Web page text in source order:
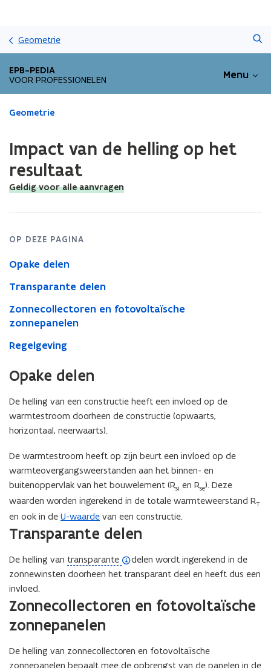
Geometrie
EPB-PEDIA
VOOR PROFESSIONELEN Menu
Gedaan
bevindt
zich
op:
helling
het
Geometrie
Impact van de helling op het
resultaat
Geldig voor alle aanvragen
OP DEZE PAGINA
Opake delen
Transparante delen
Zonnecollectoren en fotovoltaïsche
zonnepanelen
Regelgeving
Opake delen
De helling van een constructie heeft een invloed op de
warmtestroom doorheen de constructie (opwaarts,
horizontaal, neerwaarts).
De warmtestroom heeft op zijn beurt een invloed op de
warmteovergangsweerstanden aan het binnen- en
buitenoppervlak van het bouwelement (Rsi en Rse). Deze
waarden worden ingerekend in de totale warmteweerstand RT
en ook in de U-waarde van een constructie.
Transparante delen
De helling van transparante
(
o
e
d
f
delen wordt ingerekend in de
zonnewinsten doorheen het transparant deel en heeft dus een
invloed.
Zonnecollectoren en fotovoltaïsche
zonnepanelen
De helling van zonnecollectoren en fotovoltaïsche
zonnepanelen bepaalt mee de opbrengst van de panelen in de